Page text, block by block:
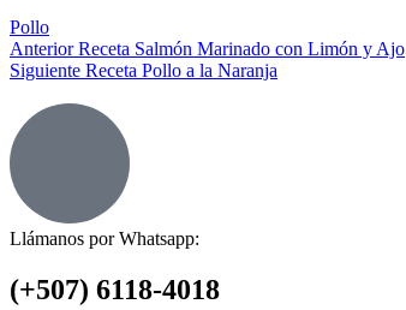
Pollo
AnteriorReceta Salmón Marinado con Limón y Ajo
Siguiente Receta Pollo a la Naranja
Llámanos por Whatsapp:
(+507) 6118-4018